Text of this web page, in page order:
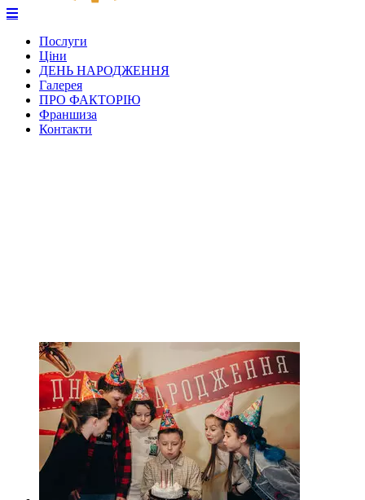
Послуги
Ціни
ДЕНЬ НАРОДЖЕННЯ
Галерея
ПРО ФАКТОРІЮ
Франшиза
Контакти